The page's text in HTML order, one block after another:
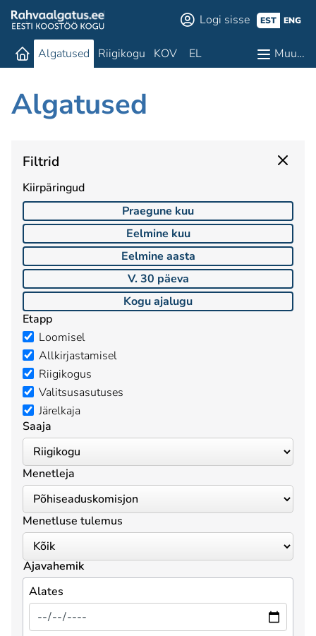
Logi sisse EST ENG
Algatused Riigikogu KOV EL Muu…
Algatused
Filtrid
Kiirpäringud
Praegune kuu
Eelmine kuu
Eelmine aasta
V. 30 päeva
Kogu ajalugu
Etapp
Loomisel
Allkirjastamisel
Riigikogus
Valitsusasutuses
Järelkaja
Saaja
Menetleja
Menetluse tulemus
Ajavahemik
Alates